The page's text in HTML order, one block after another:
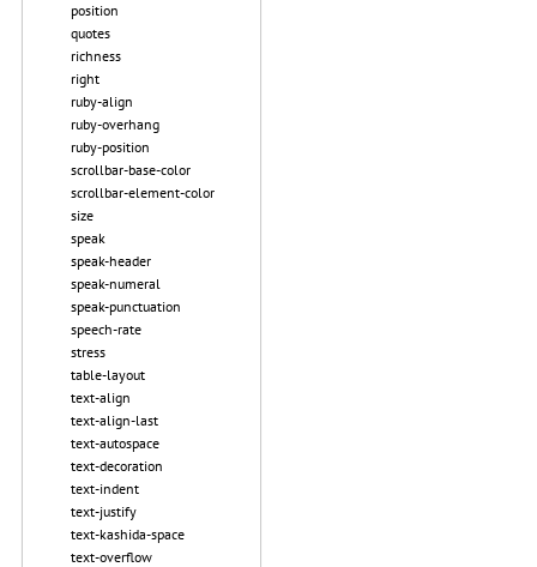
position
quotes
richness
right
ruby-align
ruby-overhang
ruby-position
scrollbar-base-color
scrollbar-element-color
size
speak
speak-header
speak-numeral
speak-punctuation
speech-rate
stress
table-layout
text-align
text-align-last
text-autospace
text-decoration
text-indent
text-justify
text-kashida-space
text-overflow